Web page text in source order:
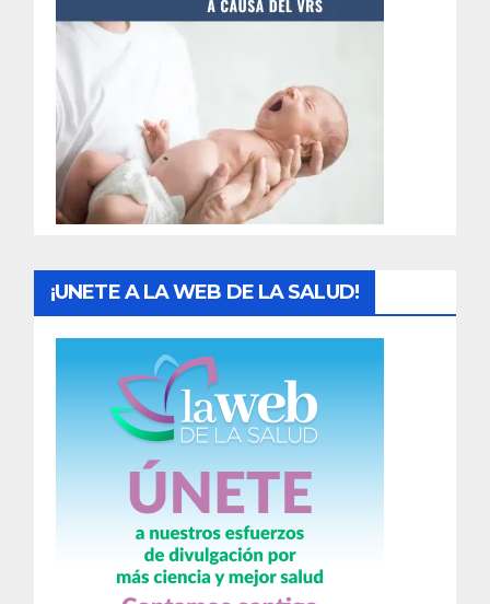
¡UNETE A LA WEB DE LA SALUD!